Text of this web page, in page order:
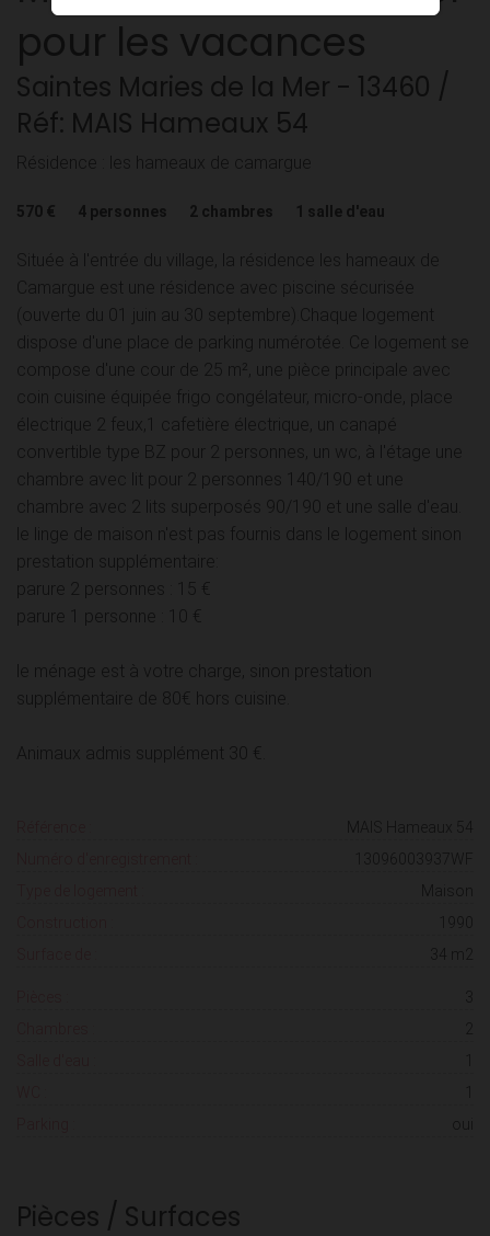
pour les vacances
Saintes Maries de la Mer - 13460 /
Réf: MAIS Hameaux 54
Résidence : les hameaux de camargue
570 € 4 personnes 2 chambres 1 salle d'eau
Située à l'entrée du village, la résidence les hameaux de
Camargue est une résidence avec piscine sécurisée
(ouverte du 01 juin au 30 septembre).Chaque logement
dispose d'une place de parking numérotée. Ce logement se
compose d'une cour de 25 m², une pièce principale avec
coin cuisine équipée frigo congélateur, micro-onde, place
électrique 2 feux,1 cafetière électrique, un canapé
convertible type BZ pour 2 personnes, un wc, à l'étage une
chambre avec lit pour 2 personnes 140/190 et une
chambre avec 2 lits superposés 90/190 et une salle d'eau.
le linge de maison n'est pas fournis dans le logement sinon
prestation supplémentaire:
parure 2 personnes : 15 €
parure 1 personne : 10 €
le ménage est à votre charge, sinon prestation
supplémentaire de 80€ hors cuisine.
Animaux admis supplément 30 €.
MAIS Hameaux 54
13096003937WF
34 m2
3
Pièces / Surfaces